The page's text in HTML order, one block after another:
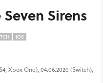
Sirens
IOS
Xbox One), 04.06.2020 (Switch),